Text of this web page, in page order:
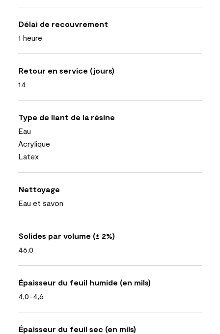
Délai de recouvrement
1 heure
Retour en service (jours)
14
Type de liant de la résine
Eau
Acrylique
Latex
Nettoyage
Eau et savon
Solides par volume (± 2%)
46,0
Épaisseur du feuil humide (en mils)
4,0-4,6
Épaisseur du feuil sec (en mils)